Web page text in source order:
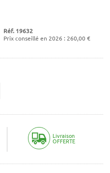
Réf. 19632
Prix conseillé en 2026 : 260,00 €
Livraison
OFFERTE